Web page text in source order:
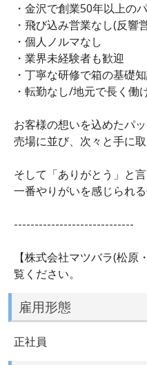
・金沢で創業50年以上の
・飛び込み営業なし(反響
・個人ノルマなし
・業界未経験者も歓迎
・丁寧な研修で箱の基礎
・転勤なし/地元で長く働
お客様の想いを込めたパッ
売場に並び、次々と手に取
そして「ありがとう」と
一番やりがいを感じられる
-----------------------------
【株式会社マツバラ(松
覧ください。
雇用形態
正社員